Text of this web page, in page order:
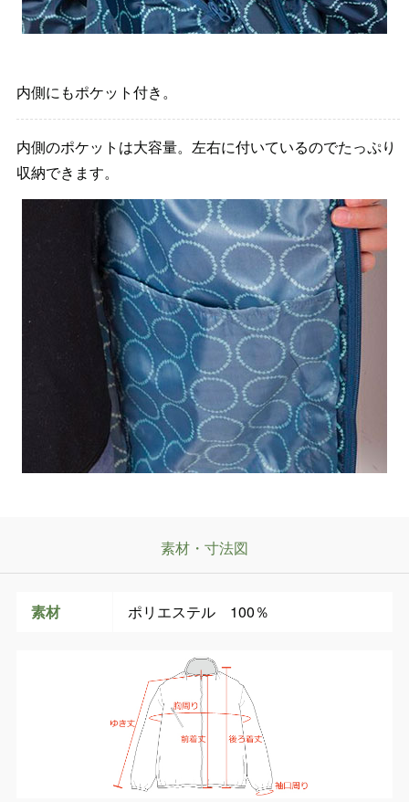
内側にもポケット付き。
内側のポケットは大容量。左右に付いているのでたっぷり
収納できます。
素材・寸法図
素材 ポリエステル 100％